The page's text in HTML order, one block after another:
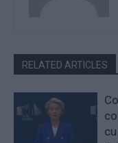
RELATED ARTICLES